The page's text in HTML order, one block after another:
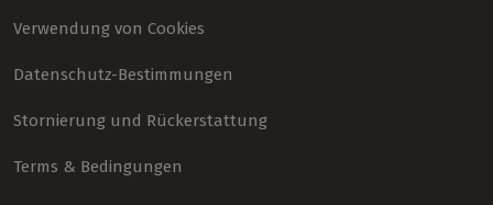
Verwendung von Cookies
Datenschutz-Bestimmungen
Stornierung und Rückerstattung
Terms & Bedingungen